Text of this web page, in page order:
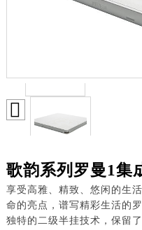
歌韵系列罗曼1集
享受高雅、精致、悠闲的生
命的亮点，谱写精彩生活的罗
独特的二级半挂技术，保留